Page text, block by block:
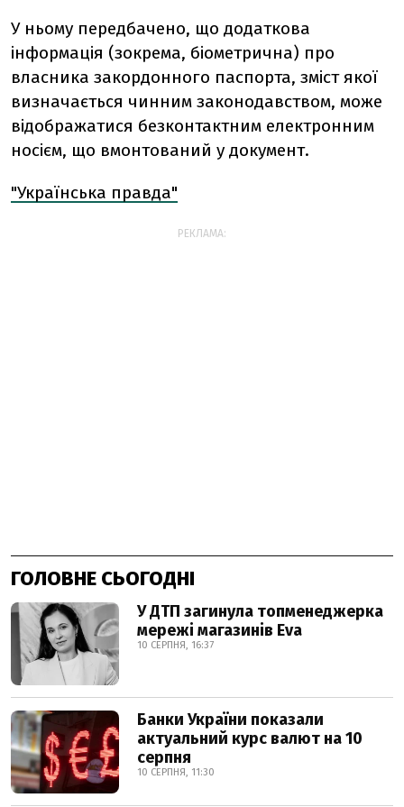
У ньому передбачено, що додаткова
інформація (зокрема, біометрична) про
власника закордонного паспорта, зміст якої
визначається чинним законодавством, може
відображатися безконтактним електронним
носієм, що вмонтований у документ.
"Українська правда"
РЕКЛАМА:
ГОЛОВНЕ СЬОГОДНІ
У ДТП загинула топменеджерка
мережі магазинів Eva
10 СЕРПНЯ, 16:37
Банки України показали
актуальний курс валют на 10
серпня
10 СЕРПНЯ, 11:30